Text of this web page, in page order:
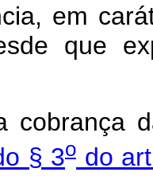
em
que
§ 3o do